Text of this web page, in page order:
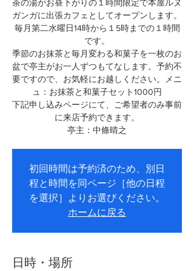
茶の湯がお昼下がりの１時間限定で本屋ルヌ
ガンガに出張カフェとしてオープンします。
毎月第二水曜日14時から１5時までの１時間
です。
季節のお抹茶と毎月変わる和菓子を一枚のお
盆で亭主がお一人ずつもてなします。予約不
要ですので、お気軽にお越しください。メニ
ュ：お抹茶と和菓子セット1000円
下記申し込みページにて、ご希望者のみ事前
に来店予約できます。
亭主：中條晴之
初回時間は予約済のため、別日
程と時間を同ページ［他の日程
を選択］よりお選びください。
ホームに戻る
日時・場所